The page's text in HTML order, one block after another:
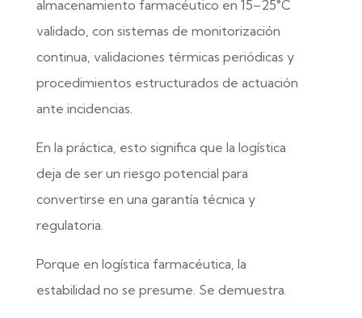
almacenamiento farmacéutico en 15–25°C
validado, con sistemas de monitorización
continua, validaciones térmicas periódicas y
procedimientos estructurados de actuación
ante incidencias.
En la práctica, esto significa que la logística
deja de ser un riesgo potencial para
convertirse en una garantía técnica y
regulatoria.
Porque en logística farmacéutica, la
estabilidad no se presume. Se demuestra.